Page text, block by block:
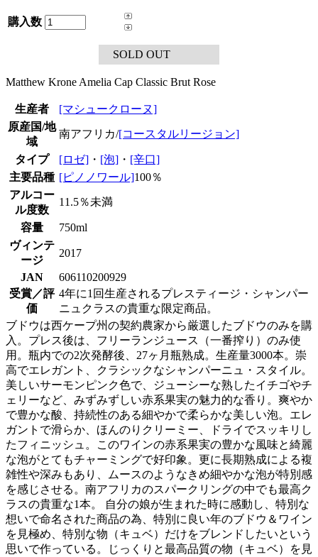
購入数
SOLD OUT
Matthew Krone Amelia Cap Classic Brut Rose
生産者
[マシュークローヌ]
原産国/地
域
南アフリカ/[コースタルリージョン]
タイプ [ロゼ] ・ [泡] ・ [辛口]
主要品種 [ピノノワール]100％
アルコー
ル度数
11.5％未満
容量
750ml
ヴィンテ
ージ
2017
JAN
606110200929
受賞／評
価
4年に1回生産されるプレスティージ・シャンパー
ニュクラスの貴重な限定商品。
ブドウは西ケープ州の契約農家から厳選したブドウのみを購
入。プレス後は、フリーランジュース（一番搾り）のみ使
用。瓶内での2次発酵後、27ヶ月瓶熟成。生産量3000本。崇
高でエレガント、クラシックなシャンパーニュ・スタイル。
美しいサーモンピンク色で、ジューシーな熟したイチゴやチ
ェリーなど、みずみずしい赤系果実の魅力的な香り。爽やか
で豊かな酸、持続性のある細やかで柔らかな美しい泡。エレ
ガントで滑らか、ほんのりクリーミー、ドライでスッキリし
たフィニッシュ。このワインの赤系果実の豊かな風味と綺麗
な泡がとてもチャーミングで好印象。更に長期熟成による複
雑性や深みもあり、ムースのようなきめ細やかな泡が特別感
を感じさせる。南アフリカのスパークリングの中でも最高ク
ラスの貴重な1本。 自分の娘が生まれた時に感動し、特別な
想いで命名された商品の為、特別に良い年のブドウ＆ワイン
を見極め、特別な物（キュベ）だけをブレンドしたいという
思いで作っている。じっくりと最高品質の物（キュベ）を見